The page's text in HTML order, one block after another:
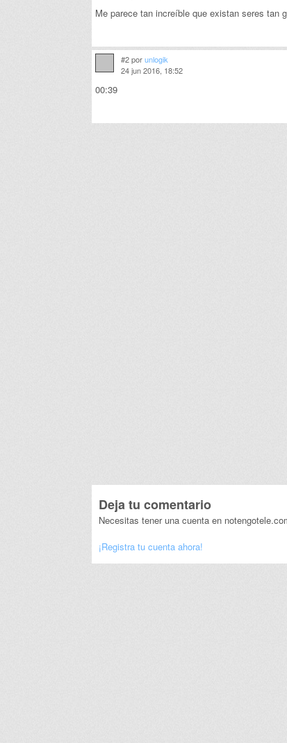
Me parece tan increíble que existan seres tan
#2 porunlogik
24 jun 2016, 18:52
00:39
Deja tu comentario
Necesitas tener una cuenta en
¡Registra tu cuenta ahora!